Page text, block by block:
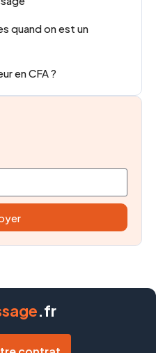
quand on est un
en CFA ?
.fr